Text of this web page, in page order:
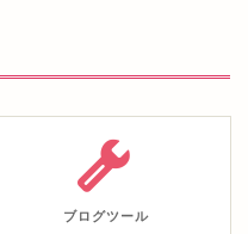
ブログツール